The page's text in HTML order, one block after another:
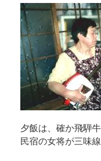
夕飯は、確か飛騨牛
民宿の女将が三味